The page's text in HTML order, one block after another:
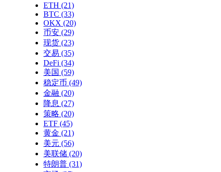
ETH (21)
BTC (33)
OKX (20)
币安 (29)
现货 (23)
交易 (35)
DeFi (34)
美国 (59)
稳定币 (49)
金融 (20)
降息 (27)
策略 (20)
ETF (45)
黄金 (21)
美元 (56)
美联储 (20)
特朗普 (31)